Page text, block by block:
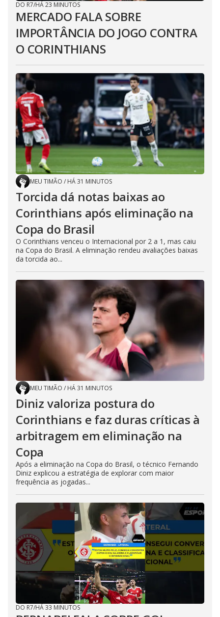
DO R7/HÁ 23 MINUTOS
MERCADO FALA SOBRE
IMPORTÂNCIA DO JOGO CONTRA
O CORINTHIANS
MEU TIMÃO / HÁ 31 MINUTOS
Torcida dá notas baixas ao
Corinthians após eliminação na
Copa do Brasil
O Corinthians venceu o Internacional por 2 a 1, mas caiu
na Copa do Brasil. A eliminação rendeu avaliações baixas
da torcida ao...
MEU TIMÃO / HÁ 31 MINUTOS
Diniz valoriza postura do
Corinthians e faz duras críticas à
arbitragem em eliminação na
Copa
Após a eliminação na Copa do Brasil, o técnico Fernando
Diniz explicou a estratégia de explorar com maior
frequência as jogadas...
DO R7/HÁ 33 MINUTOS